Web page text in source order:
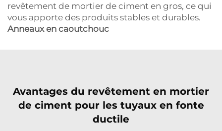
revêtement de mortier de ciment en gros, ce qui
vous apporte des produits stables et durables.
Anneaux en caoutchouc
Avantages du revêtement en mortier
de ciment pour les tuyaux en fonte
ductile